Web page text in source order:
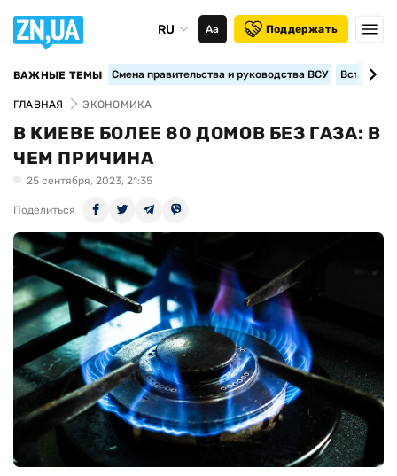
RU Аа Поддержать
ВАЖНЫЕ ТЕМЫ Смена правительства и руководства ВСУ
ГЛАВНАЯ ЭКОНОМИКА
В КИЕВЕ БОЛЕЕ 80 ДОМОВ БЕЗ ГАЗА: В
ЧЕМ ПРИЧИНА
25 сентября, 2023, 21:35
Поделиться